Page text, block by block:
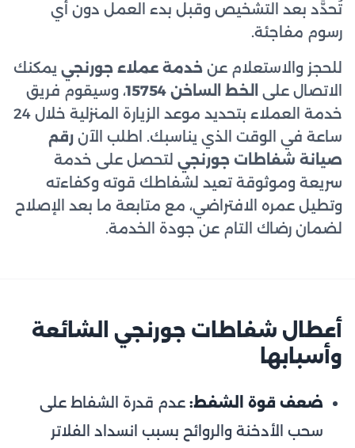
تُحدَّد بعد التشخيص وقبل بدء العمل دون أي
رسوم مفاجئة.
للحجز والاستعلام عن خدمة عملاء جورنجي يمكنك
الاتصال على الخط الساخن 15754
، وسيقوم فريق
خدمة العملاء بتحديد موعد الزيارة المنزلية خلال 24
ساعة في الوقت الذي يناسبك. اطلب الآن رقم
صيانة شفاطات جورنجي لتحصل على خدمة
سريعة وموثوقة تعيد لشفاطك قوته وكفاءته
وتطيل عمره الافتراضي، مع متابعة ما بعد الإصلاح
لضمان رضاك التام عن جودة الخدمة.
أعطال شفاطات جورنجي الشائعة
وأسبابها
ضعف قوة الشفط: عدم قدرة الشفاط على
سحب الأدخنة والروائح بسبب انسداد الفلاتر